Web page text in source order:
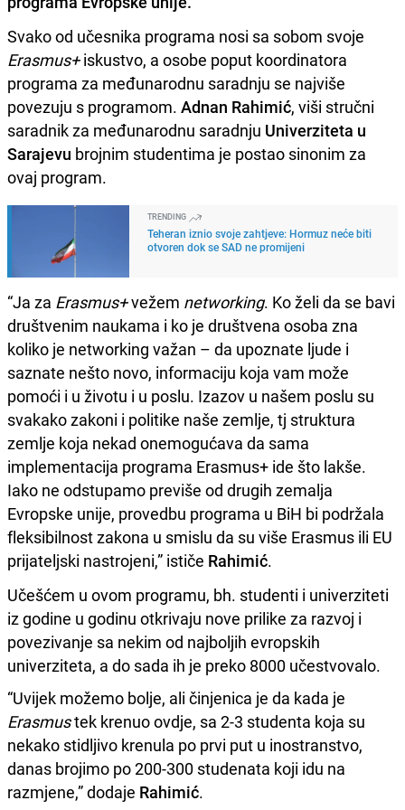
Svako od učesnika programa nosi sa sobom svoje
Erasmus+iskustvo, a osobe poput koordinatora
programa za međunarodnu saradnju se najviše
povezuju s programom. Adnan Rahimić, viši stručni
saradnik za međunarodnu saradnju Univerziteta u
Sarajevu brojnim studentima je postao sinonim za
ovaj program.
TRENDING
Teheran iznio svoje zahtjeve: Hormuz neće biti
otvoren dok se SAD ne promijeni
“Ja za Erasmus+vežem networking. Ko želi da se bavi
društvenim naukama i ko je društvena osoba zna
koliko je networking važan – da upoznate ljude i
saznate nešto novo, informaciju koja vam može
pomoći i u životu i u poslu. Izazov u našem poslu su
svakako zakoni i politike naše zemlje, tj struktura
zemlje koja nekad onemogućava da sama
implementacija programa Erasmus+ ide što lakše.
Iako ne odstupamo previše od drugih zemalja
Evropske unije, provedbu programa u BiH bi podržala
fleksibilnost zakona u smislu da su više Erasmus ili EU
prijateljski nastrojeni,” ističe Rahimić.
Učešćem u ovom programu, bh. studenti i univerziteti
iz godine u godinu otkrivaju nove prilike za razvoj i
povezivanje sa nekim od najboljih evropskih
univerziteta, a do sada ih je preko 8000 učestvovalo.
“Uvijek možemo bolje, ali činjenica je da kada je
Erasmustek krenuo ovdje, sa 2-3 studenta koja su
nekako stidljivo krenula po prvi put u inostranstvo,
danas brojimo po 200-300 studenata koji idu na
razmjene,” dodaje Rahimić.